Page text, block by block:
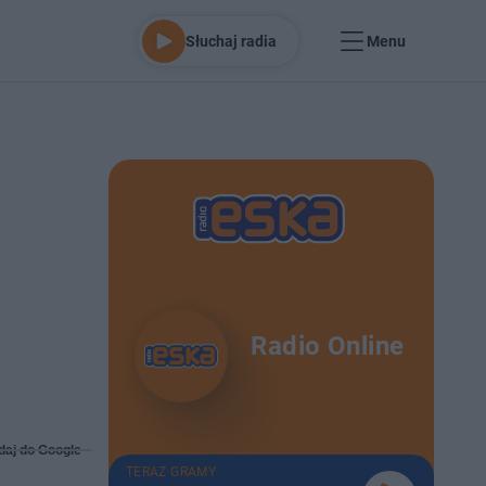
Słuchaj radia Menu
do Google
Radio Online
TERAZ GRAMY